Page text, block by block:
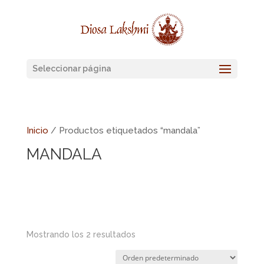
Seleccionar página
Inicio / Productos etiquetados “mandala”
MANDALA
Mostrando los 2 resultados